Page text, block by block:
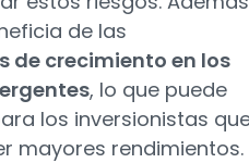
de las
de crecimiento en los
, lo que puede
los inversionistas
mayores rendimientos.